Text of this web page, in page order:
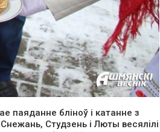
паяданне бліноў і катанне з
Студзень і Люты весялілі